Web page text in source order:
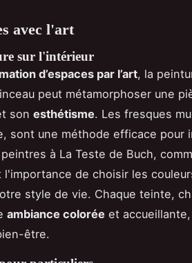
avec l'art
sur l'intérieur
d’espaces par l’art, la
peut métamorphoser une
son esthétisme. Les fresques
sont une méthode efficace pour
à La Teste de Buch,
de choisir les
style de vie. Chaque teinte,
ambiance colorée et
être.